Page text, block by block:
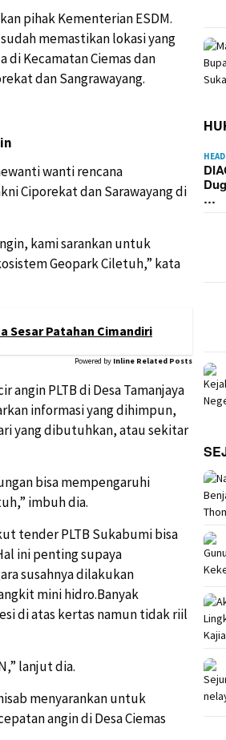
pihak Kementerian ESDM.
memastikan lokasi yang
di Kecamatan Ciemas dan
dan Sangrawayang.
wanti rencana
Ciporekat dan Sarawayang di
kami sarankan untuk
Geopark Ciletuh,” kata
Sesar Patahan Cimandiri
Powered by Inline Related Posts
angin PLTB di Desa Tamanjaya
informasi yang dihimpun,
yang dibutuhkan, atau sekitar
bisa mempengaruhi
imbuh dia.
tender PLTB Sukabumi bisa
ini penting supaya
susahnya dilakukan
mini hidro.Banyak
di atas kertas namun tidak riil
lanjut dia.
menyarankan untuk
angin di Desa Ciemas
…